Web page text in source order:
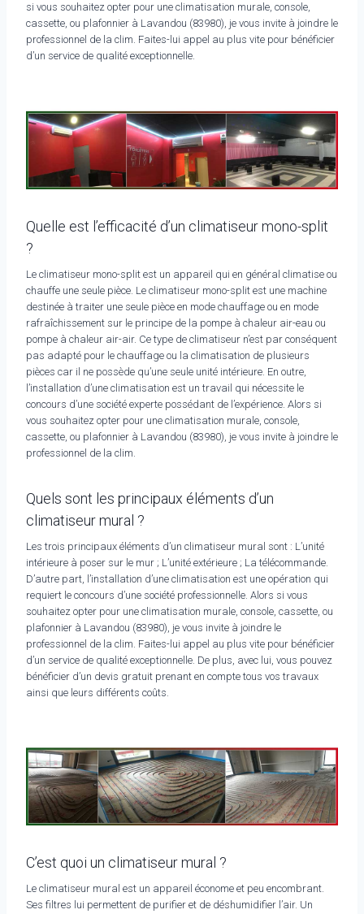
si vous souhaitez opter pour une climatisation murale, console,
cassette, ou plafonnier à Lavandou (83980), je vous invite à joindre le
professionnel de la clim. Faites-lui appel au plus vite pour bénéficier
d’un service de qualité exceptionnelle.
Quelle est l’efficacité d’un climatiseur mono-split
?
Le climatiseur mono-split est un appareil qui en général climatise ou
chauffe une seule pièce. Le climatiseur mono-split est une machine
destinée à traiter une seule pièce en mode chauffage ou en mode
rafraîchissement sur le principe de la pompe à chaleur air-eau ou
pompe à chaleur air-air. Ce type de climatiseur n’est par conséquent
pas adapté pour le chauffage ou la climatisation de plusieurs
pièces car il ne possède qu’une seule unité intérieure. En outre,
l’installation d’une climatisation est un travail qui nécessite le
concours d’une société experte possédant de l’expérience. Alors si
vous souhaitez opter pour une climatisation murale, console,
cassette, ou plafonnier à Lavandou (83980), je vous invite à joindre le
professionnel de la clim.
Quels sont les principaux éléments d’un
climatiseur mural ?
Les trois principaux éléments d’un climatiseur mural sont : L’unité
intérieure à poser sur le mur ; L’unité extérieure ; La télécommande.
D’autre part, l’installation d’une climatisation est une opération qui
requiert le concours d’une société professionnelle. Alors si vous
souhaitez opter pour une climatisation murale, console, cassette, ou
plafonnier à Lavandou (83980), je vous invite à joindre le
professionnel de la clim. Faites-lui appel au plus vite pour bénéficier
d’un service de qualité exceptionnelle. De plus, avec lui, vous pouvez
bénéficier d’un devis gratuit prenant en compte tous vos travaux
ainsi que leurs différents coûts.
C’est quoi un climatiseur mural ?
Le climatiseur mural est un appareil économe et peu encombrant.
Ses filtres lui permettent de purifier et de déshumidifier l’air. Un